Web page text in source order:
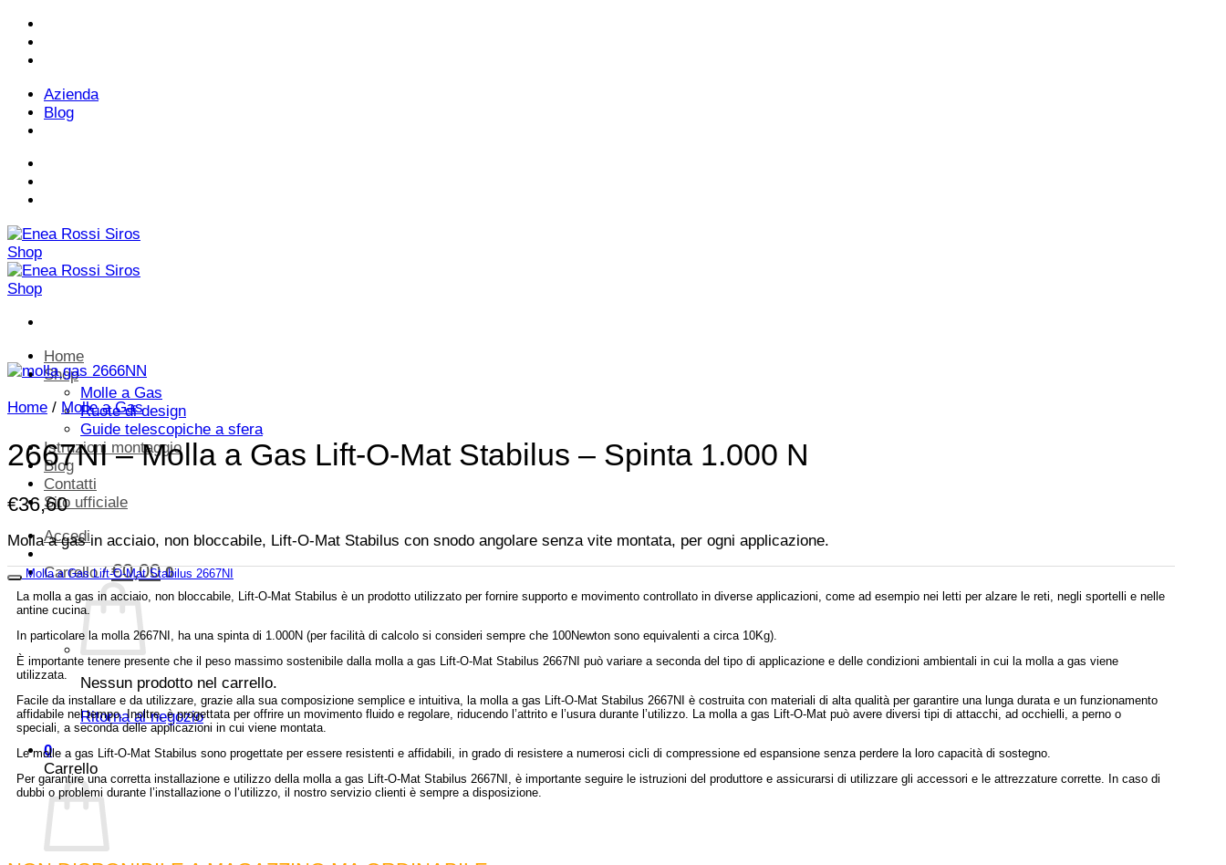
Salta
contenuti
Azienda
Blog
Home
Shop
Molle a Gas
Ruote di design
Guide telescopiche a sfera
Istruzioni montaggio
Blog
Contatti
Sito ufficiale
Accedi
Carrello /€0,00 0
Nessun prodotto nel carrello.
Ritorna al negozio
0
Carrello
Home / Molle a Gas
2667NI – Molla a Gas Lift-O-Mat Stabilus – Spinta 1.000 N
€36,60
Molla a gas in acciaio, non bloccabile, Lift-O-Mat Stabilus con snodo angolare senza vite montata, per ogni applicazione.
Molla a Gas Lift-O-Mat Stabilus 2667NI
La molla a gas in acciaio, non bloccabile, Lift-O-Mat Stabilus è un prodotto utilizzato per fornire supporto e movimento controllato in diverse applicazioni, come ad esempio nei letti per alzare le reti, negli sportelli e nelle
antine cucina.
In particolare la molla 2667NI, ha una spinta di 1.000N (per facilità di calcolo si consideri sempre che 100Newton sono equivalenti a circa 10Kg).
È importante tenere presente che il peso massimo sostenibile dalla molla a gas Lift-O-Mat Stabilus 2667NI può variare a seconda del tipo di applicazione e delle condizioni ambientali in cui la molla a gas viene
utilizzata.
Facile da installare e da utilizzare, grazie alla sua composizione semplice e intuitiva, la molla a gas Lift-O-Mat Stabilus 2667NI è costruita con materiali di alta qualità per garantire una lunga durata e un funzionamento
affidabile nel tempo. Inoltre, è progettata per offrire un movimento fluido e regolare, riducendo l’attrito e l’usura durante l’utilizzo. La molla a gas Lift-O-Mat può avere diversi tipi di attacchi, ad occhielli, a perno o
speciali, a seconda delle applicazioni in cui viene montata.
Le molle a gas Lift-O-Mat Stabilus sono progettate per essere resistenti e affidabili, in grado di resistere a numerosi cicli di compressione ed espansione senza perdere la loro capacità di sostegno.
Per garantire una corretta installazione e utilizzo della molla a gas Lift-O-Mat Stabilus 2667NI, è importante seguire le istruzioni del produttore e assicurarsi di utilizzare gli accessori e le attrezzature corrette. In caso di
dubbi o problemi durante l’installazione o l’utilizzo, il nostro servizio clienti è sempre a disposizione.